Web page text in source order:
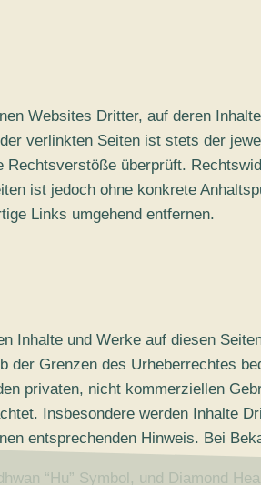
Websites Dritter, auf deren
verlinkten Seiten ist stets der
überprüft.
ist jedoch ohne konkrete
Links umgehend entfernen.
Inhalte und Werke auf diesen
der Grenzen des Urheberrechtes
privaten, nicht kommerziellen
Insbesondere werden Inhalte
entsprechenden Hinweis. Bei
“Hu” Symbol, und Diamond